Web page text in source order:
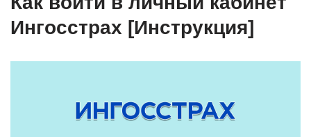
Ингосстрах [Инструкция]